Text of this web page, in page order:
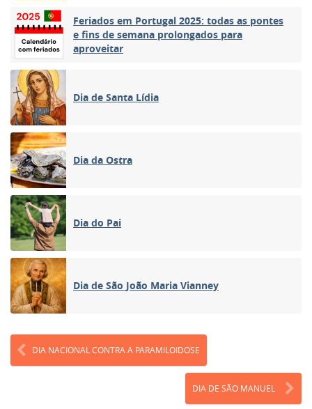
Feriados em Portugal 2025: todas as pontes
e fins de semana prolongados para
aproveitar
Dia de Santa Lídia
Dia da Ostra
Dia do Pai
Dia de São João Maria Vianney
DIA NACIONAL CONTRA A PARAMILOIDOSE
DIA DE SÃO MANUEL